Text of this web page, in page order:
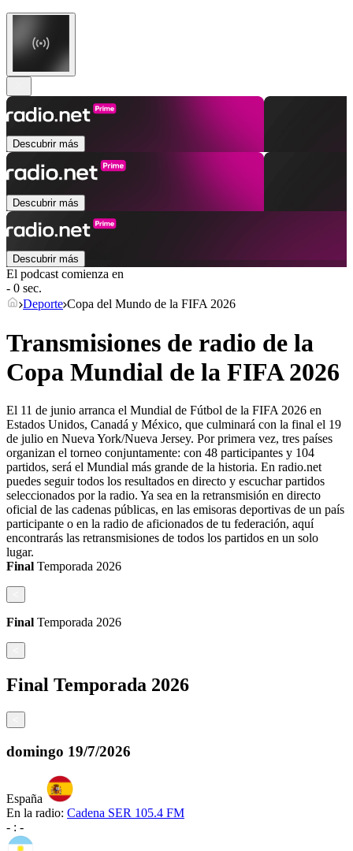
Descubrir más
Descubrir más
Descubrir más
El podcast comienza en
- 0 sec.
Deporte Copa del Mundo de la FIFA 2026
Transmisiones de radio de la
Copa Mundial de la FIFA 2026
El 11 de junio arranca el Mundial de Fútbol de la FIFA 2026 en
Estados Unidos, Canadá y México, que culminará con la final el 19
de julio en Nueva York/Nueva Jersey. Por primera vez, tres países
organizan el torneo conjuntamente: con 48 participantes y 104
partidos, será el Mundial más grande de la historia. En radio.net
puedes seguir todos los resultados en directo y escuchar partidos
seleccionados por la radio. Ya sea en la retransmisión en directo
oficial de las cadenas públicas, en las emisoras deportivas de un país
participante o en la radio de aficionados de tu federación, aquí
encontrarás las retransmisiones de todos los partidos en un solo
lugar.
Final Temporada 2026
Final Temporada 2026
Final Temporada 2026
domingo 19/7/2026
España
En la radio: Cadena SER 105.4 FM
- : -